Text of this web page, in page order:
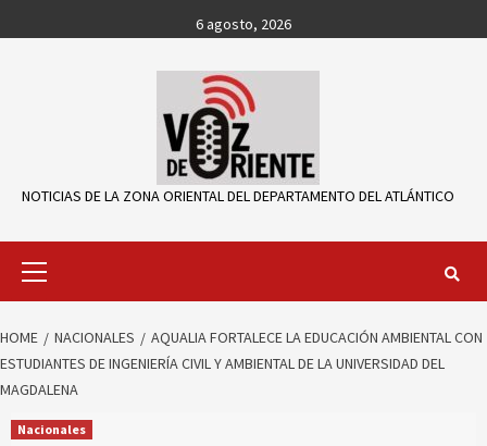
to
6 agosto, 2026
NOTICIAS DE LA ZONA ORIENTAL DEL DEPARTAMENTO DEL ATLÁNTICO
Primary
HOME NACIONALES
AQUALIA FORTALECE LA EDUCACIÓN AMBIENTAL CON
ESTUDIANTES DE INGENIERÍA CIVIL Y AMBIENTAL DE LA UNIVERSIDAD DEL
MAGDALENA
Nacionales